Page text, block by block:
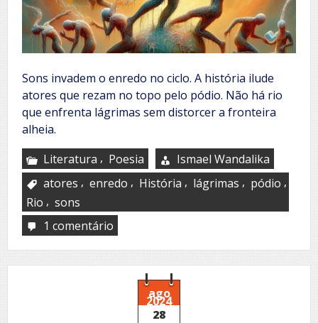
Sons invadem o enredo no ciclo. A história ilude
atores que rezam no topo pelo pódio. Não há rio
que enfrenta lágrimas sem distorcer a fronteira
alheia.
Literatura , Poesia
Ismael Wandalika
atores , enredo , História , lágrimas , pódio ,
Rio , sons
1 comentário
das
letras
ago
2024
28